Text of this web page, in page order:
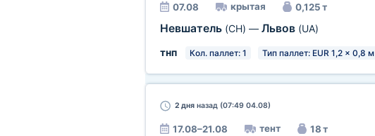
07.08 крытая 0,125 т
Невшатель (CH) — Львов (UA)
тнп
Кол. паллет: 1 Тип паллет: EUR 1,2 x 0,8 м
2 дняназад (07:49 04.08)
17.08–21.08 тент 18 т